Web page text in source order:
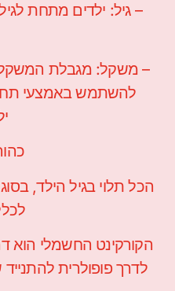
להשתמש באמצעי
הקורקינט החשמלי הוא
לדרך פופולרית